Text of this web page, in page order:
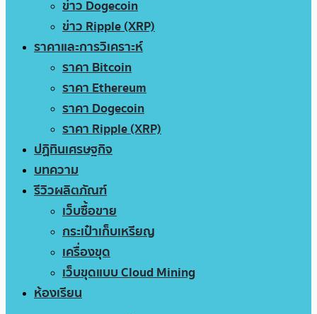
ข่าว Dogecoin
ข่าว Ripple (XRP)
ราคาและการวิเคราะห์
ราคา Bitcoin
ราคา Ethereum
ราคา Dogecoin
ราคา Ripple (XRP)
ปฏิทินเศรษฐกิจ
บทความ
รีวิวผลิตภัณฑ์
เว็บซื้อขาย
กระเป๋าเก็บเหรียญ
เครื่องขุด
เว็บขุดแบบ Cloud Mining
ห้องเรียน